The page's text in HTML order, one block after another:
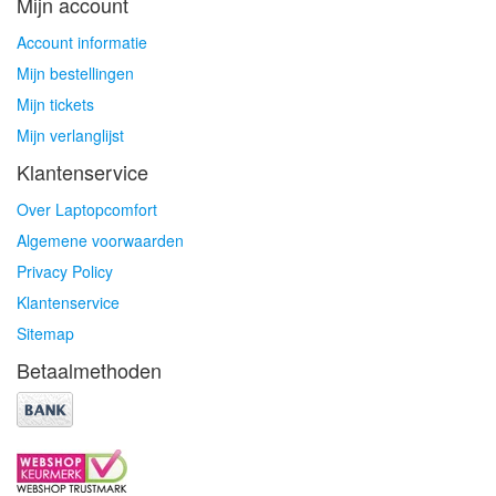
Account informatie
Mijn bestellingen
Mijn tickets
Mijn verlanglijst
Klantenservice
Over Laptopcomfort
Algemene voorwaarden
Privacy Policy
Klantenservice
Sitemap
Betaalmethoden